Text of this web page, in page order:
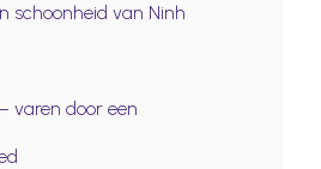
schoonheid van Ninh
varen door een